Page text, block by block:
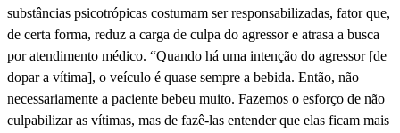
substâncias psicotrópicas costumam ser responsabilizadas, fator que,
de certa forma, reduz a carga de culpa do agressor e atrasa a busca
por atendimento médico. “Quando há uma intenção do agressor [de
dopar a vítima], o veículo é quase sempre a bebida. Então, não
necessariamente a paciente bebeu muito. Fazemos o esforço de não
culpabilizar as vítimas, mas de fazê-las entender que elas ficam mais